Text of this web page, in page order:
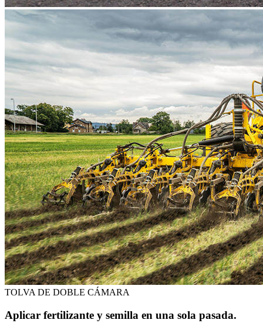
TOLVA DE DOBLE CÁMARA
Aplicar fertilizante y semilla en una sola pasada.